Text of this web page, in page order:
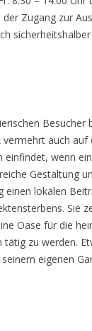
Zugang zur
sicherheitshalber
Besucher
auch auf
wenn
Gestaltung
lokalen
Sie
Oase für die
zu werden.
eigenen